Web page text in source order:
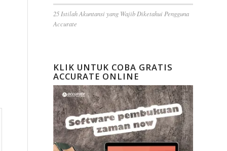
25 Istilah Akuntansi yang Wajib Diketahui Pengguna
Accurate
KLIK UNTUK COBA GRATIS
ACCURATE ONLINE